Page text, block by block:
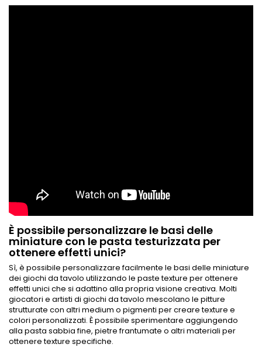
È possibile personalizzare le basi delle
miniature con le pasta testurizzata per
ottenere effetti unici?
Sì, è possibile personalizzare facilmente le basi delle miniature
dei giochi da tavolo utilizzando le paste texture per ottenere
effetti unici che si adattino alla propria visione creativa. Molti
giocatori e artisti di giochi da tavolo mescolano le pitture
strutturate con altri medium o pigmenti per creare texture e
colori personalizzati. È possibile sperimentare aggiungendo
alla pasta sabbia fine, pietre frantumate o altri materiali per
ottenere texture specifiche.